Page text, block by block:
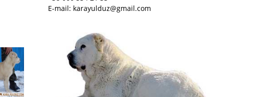
E-mail: karayulduz@gmail.com